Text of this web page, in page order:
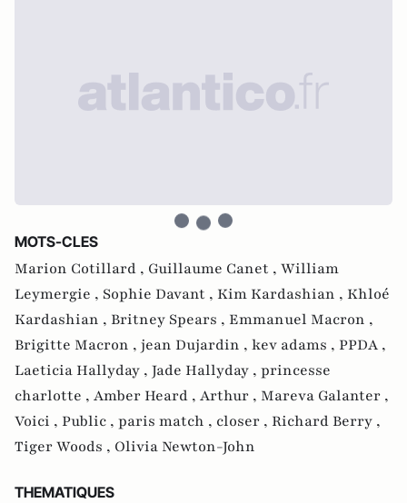
MOTS-CLES
Marion Cotillard , Guillaume Canet , William
Leymergie , Sophie Davant , Kim Kardashian , Khloé
Kardashian , Britney Spears , Emmanuel Macron ,
Brigitte Macron , jean Dujardin , kev adams , PPDA ,
Laeticia Hallyday , Jade Hallyday , princesse
charlotte , Amber Heard , Arthur , Mareva Galanter ,
Voici , Public , paris match , closer , Richard Berry ,
Tiger Woods , Olivia Newton-John
THEMATIQUES